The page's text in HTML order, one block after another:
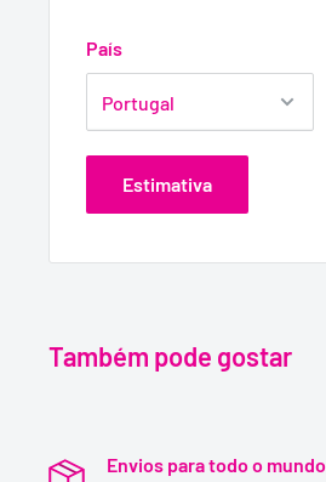
País
Estimativa
Também pode gostar
Envios para todo o mundo